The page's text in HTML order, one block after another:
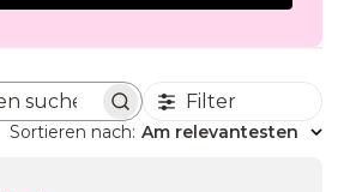
Bewertungen suchen
Filter
Sortieren nach: Am relevantesten